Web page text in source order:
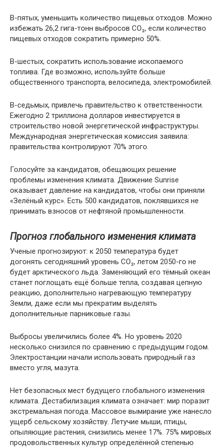
В-пятых, уменьшить количество пищевых отходов. Можно
избежать 26,2 гига-тонн выбросов CO₂, если количество
пищевых отходов сократить примерно 50%.
В-шестых, сократить использование ископаемого
топлива. Где возможно, используйте больше
общественного транспорта, велосипеда, электромобилей.
В-седьмых, привлечь правительство к ответственности.
Ежегодно 2 триллиона долларов инвестируется в
строительство новой энергетической инфраструктуры.
Международная энергетическая комиссия заявила:
правительства контролируют 70% этого.
Голосуйте за кандидатов, обещающих решение
проблемы изменения климата. Движение Sunrise
оказывает давление на кандидатов, чтобы они приняли
«Зелёный курс». Есть 500 кандидатов, поклявшихся не
принимать взносов от нефтяной промышленности.
Прогноз глобального изменения климата
Ученые прогнозируют: к 2050 температура будет
догонять сегодняшний уровень CO₂, летом 2050-го не
будет арктического льда. Заменяющий его тёмный океан
станет поглощать ещё больше тепла, создавая цепную
реакцию, дополнительно нагревающую температуру
Земли, даже если мы прекратим выделять
дополнительные парниковые газы.
Выбросы увеличились более 4%. Но уровень 2020
несколько снизился по сравнению с предыдущим годом.
Электростанции начали использовать природный газ
вместо угля, мазута.
Нет безопасных мест будущего глобального изменения
климата. Дестабилизация климата означает: мир поразит
экстремальная погода. Массовое вымирание уже нанесло
ущерб сельскому хозяйству. Летучие мыши, птицы,
опыляющие растения, снизились менее 17%. 75% мировых
продовольственных культур определённой степенью